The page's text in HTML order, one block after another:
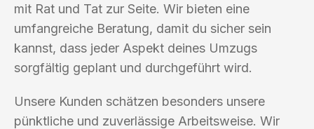
mit Rat und Tat zur Seite. Wir bieten eine
umfangreiche Beratung, damit du sicher sein
kannst, dass jeder Aspekt deines Umzugs
sorgfältig geplant und durchgeführt wird.
Unsere Kunden schätzen besonders unsere
pünktliche und zuverlässige Arbeitsweise. Wir